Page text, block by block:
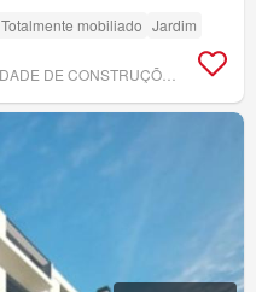
Totalmente mobiliado Jardim